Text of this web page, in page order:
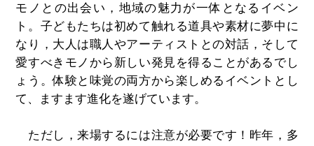
モノとの出会い，地域の魅力が一体となるイベン
ト。子どもたちは初めて触れる道具や素材に夢中に
なり，大人は職人やアーティストとの対話，そして
愛すべきモノから新しい発見を得ることがあるでし
ょう。体験と味覚の両方から楽しめるイベントとし
て、ますます進化を遂げています。
ただし，来場するには注意が必要です！昨年，多